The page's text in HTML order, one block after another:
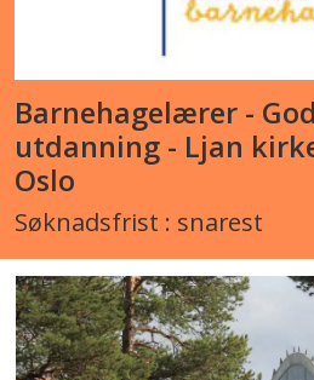
Barnehagelærer -
utdanning - Ljan
Oslo
Søknadsfrist : snarest